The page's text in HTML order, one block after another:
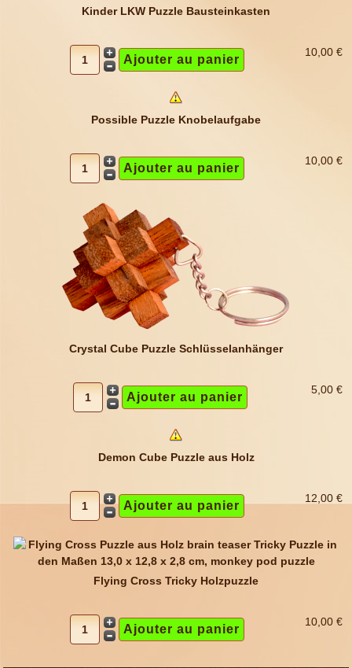
Kinder LKW Puzzle Bausteinkasten
10,00 €
Possible Puzzle Knobelaufgabe
10,00 €
Crystal Cube Puzzle Schlüsselanhänger
5,00 €
Demon Cube Puzzle aus Holz
12,00 €
Flying Cross Tricky Holzpuzzle
10,00 €